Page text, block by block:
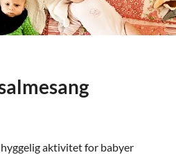
hyggelig aktivitet for babyer